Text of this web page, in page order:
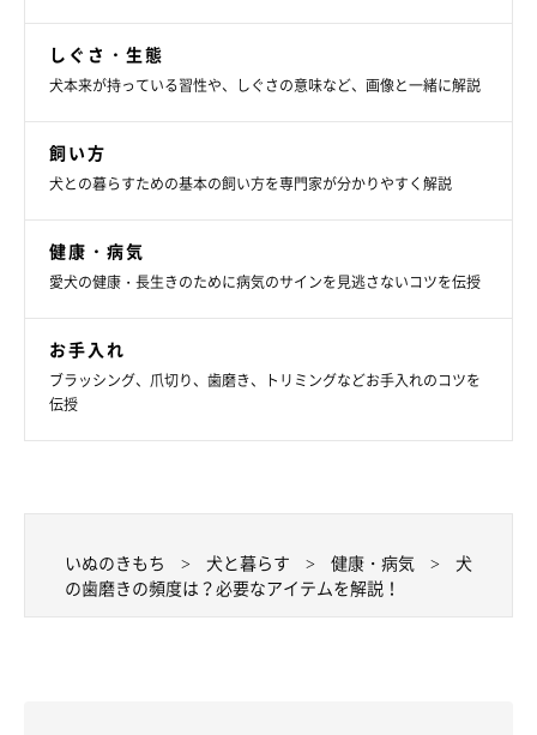
ペースト・水
は、愛犬が好むものを選びましょう。
取っ手つきのボウルがあると、取っ手にペーストを出しておい
て、足りなくなったときにつけ足せるので便利です。
ごほうび
とつクリアするごとにほめて与えるといいでしょう。
しぐさ・生態
犬本来が持っている習性や、しぐさの意味など、画像と一緒に解説
飼い方
犬との暮らすための基本の飼い方を専門家が分かりやすく解説
健康・病気
愛犬の健康・長生きのために病気のサインを見逃さないコツを伝授
お手入れ
ブラッシング、爪切り、歯磨き、トリミングなどお手入れのコツを
伝授
いぬのきもち 犬と暮らす 健康・病気
犬
の歯磨きの頻度は？必要なアイテムを解説！